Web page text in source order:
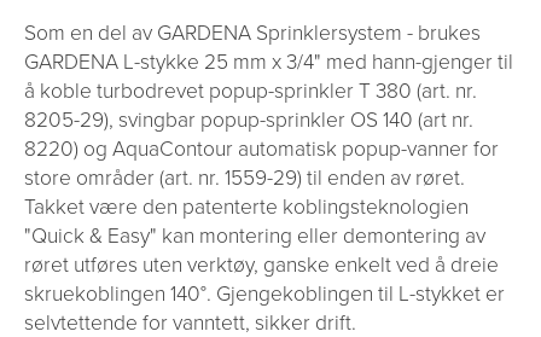
Som en del av GARDENA Sprinklersystem - brukes
GARDENA L-stykke 25 mm x 3/4" med hann-gjenger til
å koble turbodrevet popup-sprinkler T 380 (art. nr.
8205-29), svingbar popup-sprinkler OS 140 (art nr.
8220) og AquaContour automatisk popup-vanner for
store områder (art. nr. 1559-29) til enden av røret.
Takket være den patenterte koblingsteknologien
"Quick & Easy" kan montering eller demontering av
røret utføres uten verktøy, ganske enkelt ved å dreie
skruekoblingen 140°. Gjengekoblingen til L-stykket er
selvtettende for vanntett, sikker drift.